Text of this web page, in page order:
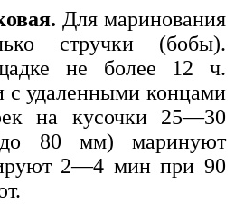
Для маринования
стручки (бобы).
не более 12 ч.
с удаленными концами
на кусочки 25—30
80 мм) маринуют
2—4 мин при 90